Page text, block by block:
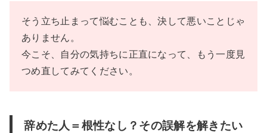
そう立ち止まって悩むことも、決して悪いことじゃ
ありません。
今こそ、自分の気持ちに正直になって、もう一度見
つめ直してみてください。
辞めた人＝根性なし？その誤解を解きたい